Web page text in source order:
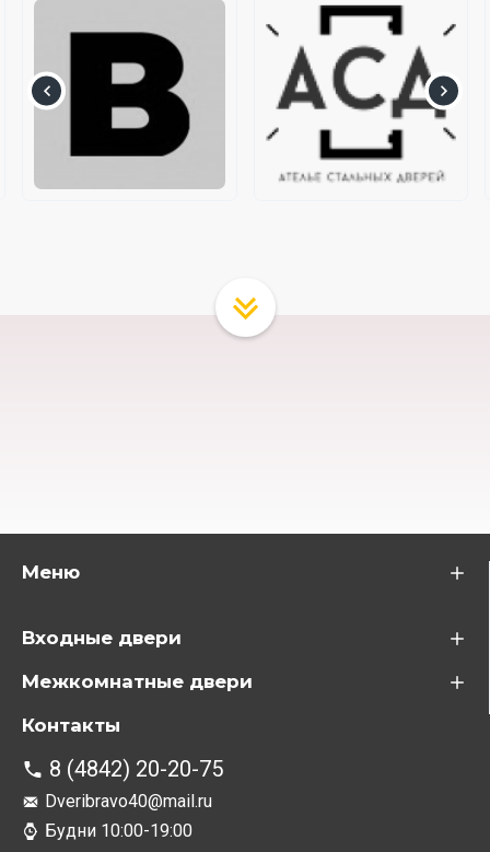
Меню
Входные двери
Межкомнатные двери
Контакты
8 (4842) 20-20-75
Dveribravo40@mail.ru
Будни 10:00-19:00